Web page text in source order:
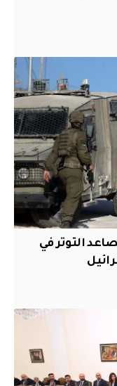
التوتر في